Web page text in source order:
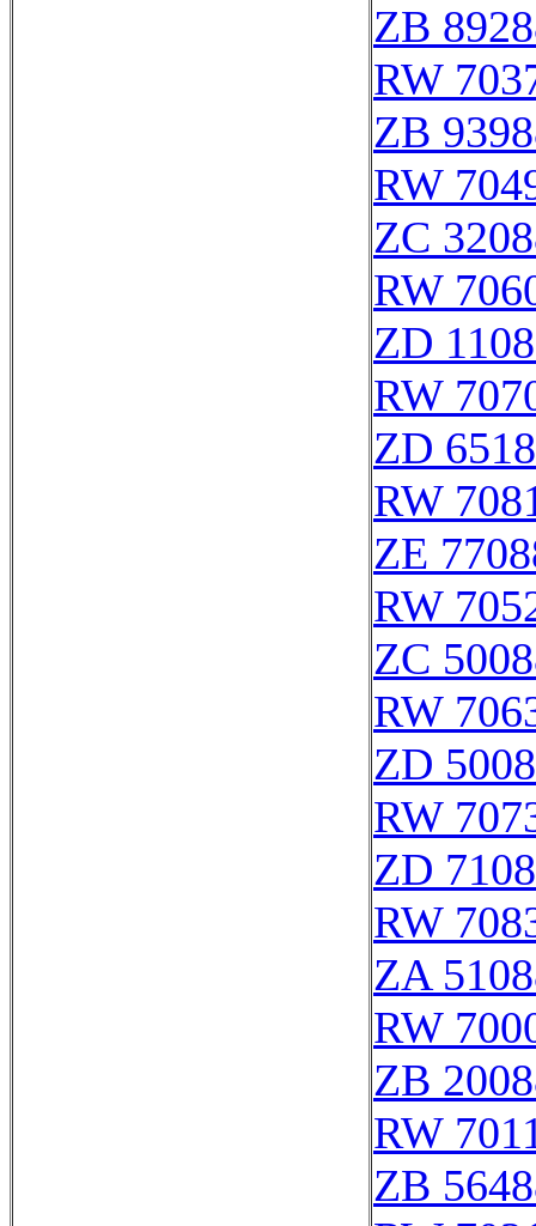
ZB
RW
ZB
RW
ZC
RW
ZD
RW
ZD
RW
ZE
RW
ZC
RW
ZD
RW
ZD
RW
ZA
RW
ZB
RW
ZB